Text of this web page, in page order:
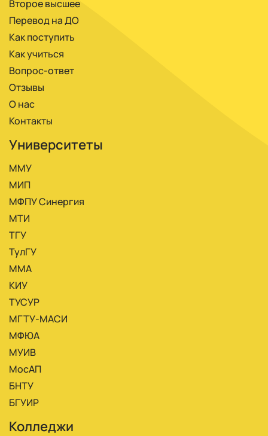
Второе высшее
Перевод на ДО
Как поступить
Как учиться
Вопрос-ответ
Отзывы
О нас
Контакты
Университеты
ММУ
МИП
МФПУ Синергия
МТИ
ТГУ
ТулГУ
ММА
КИУ
ТУСУР
МГТУ-МАСИ
МФЮА
МУИВ
МосАП
БНТУ
БГУИР
Колледжи